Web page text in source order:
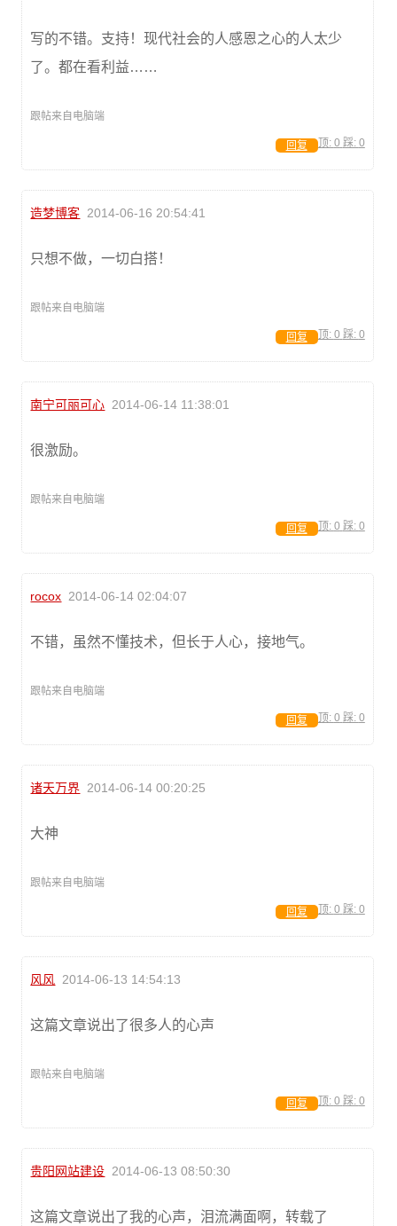
写的不错。支持！现代社会的人感恩之心的人太少
了。都在看利益……
跟帖来自电脑端
顶: 0 踩: 0
回复
造梦博客 2014-06-16 20:54:41
只想不做，一切白搭！
跟帖来自电脑端
顶: 0 踩: 0
回复
南宁可丽可心 2014-06-14 11:38:01
很激励。
跟帖来自电脑端
顶: 0 踩: 0
回复
rocox 2014-06-14 02:04:07
不错，虽然不懂技术，但长于人心，接地气。
跟帖来自电脑端
顶: 0 踩: 0
回复
诸天万界 2014-06-14 00:20:25
大神
跟帖来自电脑端
顶: 0 踩: 0
回复
风风 2014-06-13 14:54:13
这篇文章说出了很多人的心声
跟帖来自电脑端
顶: 0 踩: 0
回复
贵阳网站建设 2014-06-13 08:50:30
这篇文章说出了我的心声，泪流满面啊，转载了